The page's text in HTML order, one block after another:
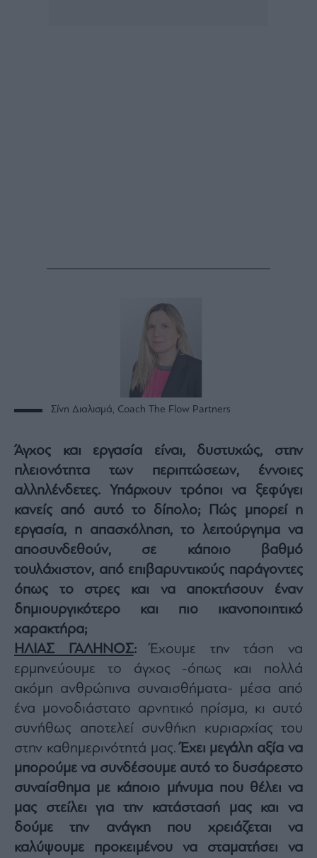
Σίνη Διαλισμά, Coach The Flow Partners
Άγχος και εργασία είναι, δυστυχώς, στην
πλειονότητα των περιπτώσεων, έννοιες
αλληλένδετες. Υπάρχουν τρόποι να ξεφύγει
κανείς από αυτό το δίπολο; Πώς μπορεί η
εργασία, η απασχόληση, το λειτούργημα να
αποσυνδεθούν, σε κάποιο βαθμό
τουλάχιστον, από επιβαρυντικούς παράγοντες
όπως το στρες και να αποκτήσουν έναν
δημιουργικότερο και πιο ικανοποιητικό
χαρακτήρα;
ΗΛΙΑΣ ΓΑΛΗΝΟΣ:Έχουμε την τάση να
ερμηνεύουμε το άγχος -όπως και πολλά
ακόμη ανθρώπινα συναισθήματα- μέσα από
ένα μονοδιάστατο αρνητικό πρίσμα, κι αυτό
συνήθως αποτελεί συνθήκη κυριαρχίας του
στην καθημερινότητά μας.Έχει μεγάλη αξία να
μπορούμε να συνδέσουμε αυτό το δυσάρεστο
συναίσθημα με κάποιο μήνυμα που θέλει να
μας στείλει για την κατάστασή μας και να
δούμε την ανάγκη που χρειάζεται να
καλύψουμε προκειμένου να σταματήσει να